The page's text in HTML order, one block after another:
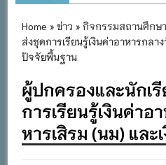
การอบรมการจัดทำ
แผนปฏิบัติการประจำ
พิธีถวายเครื่องราชสั
เทียนถวายพระพรชัย
พระชนมพรรษา พระ
Home »ข่าว »กิจกรรมสถานศึกษา
ส่งชุดการเรียนรู้เงินค่าอาหารกลา
ปัจจัยพื้นฐาน
ผู้ปกครองและนักเ
การเรียนรู้เงินค่าอ
หารเสิรม (นม) แล